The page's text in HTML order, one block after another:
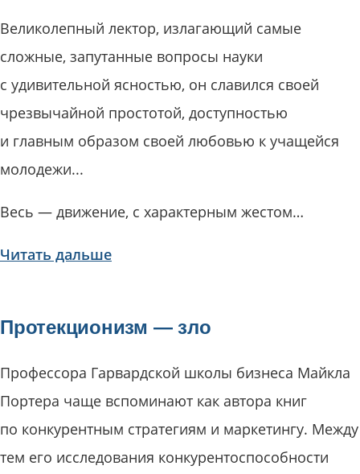
Великолепный лектор, излагающий самые
сложные, запутанные вопросы науки
с удивительной ясностью, он славился своей
чрезвычайной простотой, доступностью
и главным образом своей любовью к учащейся
молодежи...
Весь — движение, с характерным жестом…
Читать дальше
Протекционизм — зло
Профессора Гарвардской школы бизнеса Майкла
Портера чаще вспоминают как автора книг
по конкурентным стратегиям и маркетингу. Между
тем его исследования конкурентоспособности